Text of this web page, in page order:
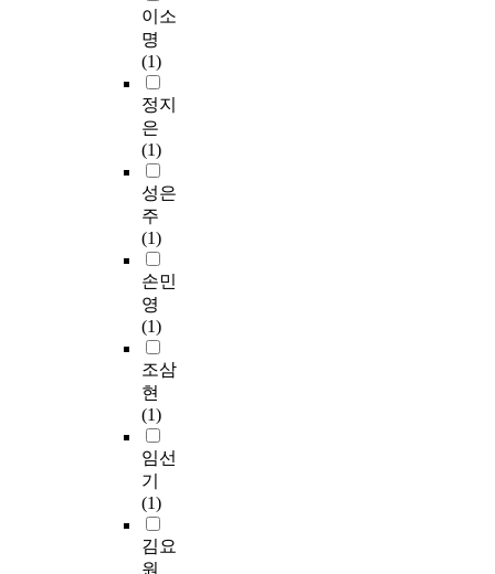
이소
명
(1)
정지
은
(1)
성은
주
(1)
손민
영
(1)
조삼
현
(1)
임선
기
(1)
김요
원